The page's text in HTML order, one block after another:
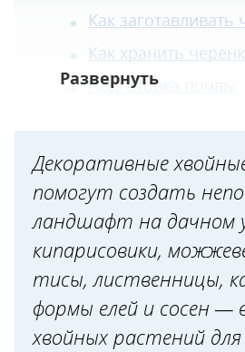
Как заготавливать
Как хранить
Подготовка почвы
Как укоренять
Посадка
Уход
Высадка на
Декоративные
помогут создать
ландшафт на дачном
кипарисовики,
тисы, лиственницы,
формы елей и сосен —
хвойных растений